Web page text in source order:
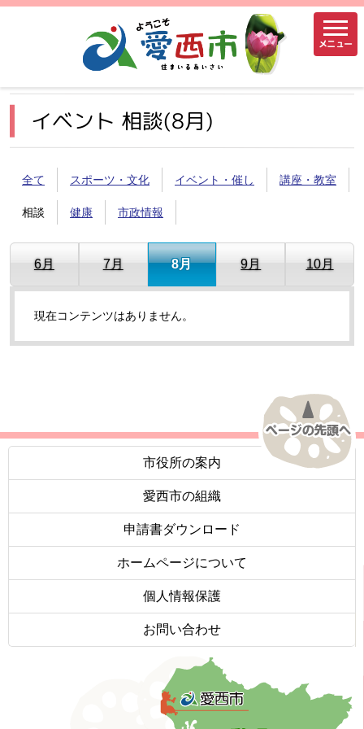
メニュー
イベント 相談(8月)
全て スポーツ・文化 イベント・催し 講座・教室
相談 健康 市政情報
6月 7月 8月 9月 10月
現在コンテンツはありません。
市役所の案内
愛西市の組織
申請書ダウンロード
ホームページについて
個人情報保護
お問い合わせ